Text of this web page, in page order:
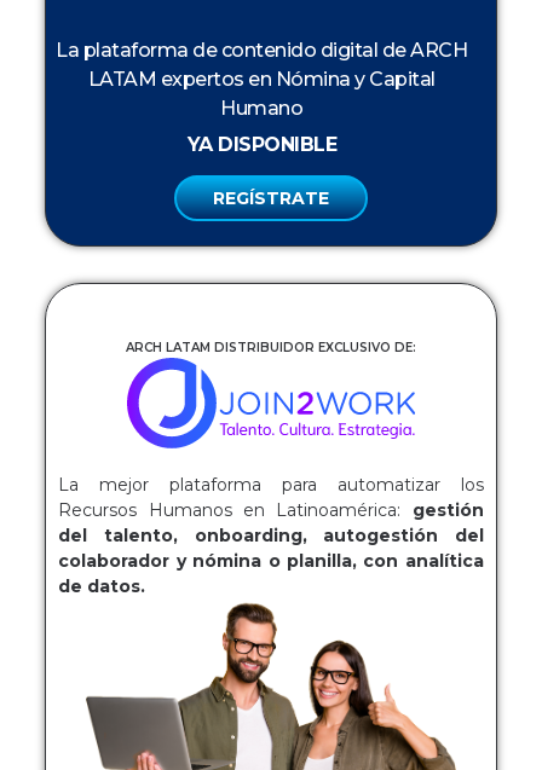
La plataforma de contenido digital de ARCH
LATAM expertos en Nómina y Capital
Humano
YA DISPONIBLE
REGÍSTRATE
ARCH LATAM DISTRIBUIDOR EXCLUSIVO DE:
La mejor plataforma para automatizar los
Recursos Humanos en Latinoamérica: gestión
del talento, onboarding, autogestión del
colaborador y nómina o planilla, con analítica
de datos.